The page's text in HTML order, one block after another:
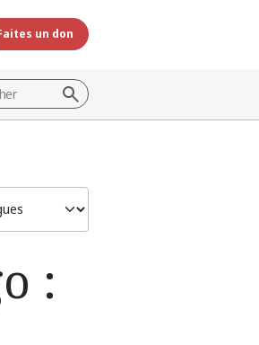
un don
: